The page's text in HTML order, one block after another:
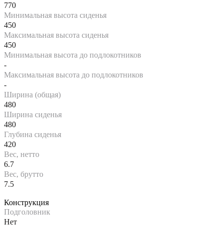
770
Минимальная высота сиденья
450
Максимальная высота сиденья
450
Минимальная высота до подлокотников
-
Максимальная высота до подлокотников
-
Ширина (общая)
480
Ширина сиденья
480
Глубина сиденья
420
Вес, нетто
6.7
Вес, брутто
7.5
Конструкция
Подголовник
Нет